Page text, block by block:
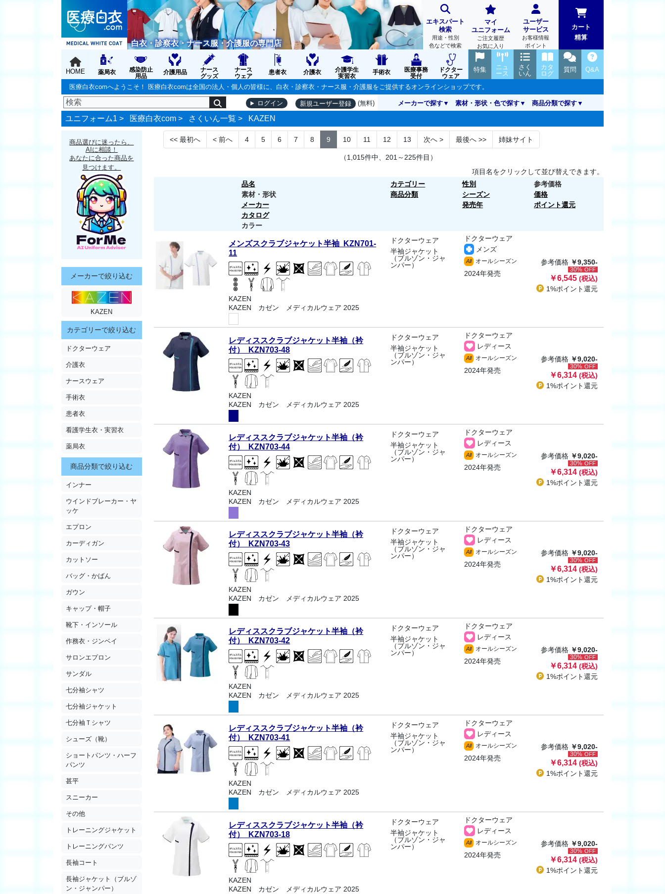
白衣・診察衣・ナース服・介護服の専門店
エキスパート
検索
用途・性別
色などで検索
マイ
ユニフォーム
ご注文履歴
お気に入り
ユーザー
サービス
お客様情報
ポイント
カート
精算
HOME 薬局衣
感染防止
用品
介護用品
ナース
グッズ
ナース
ウェア
患者衣 介護衣
介護学生
実習衣
手術衣
医療事務
受付
ドクター
ウェア
Q&A
質問
カタ
ログ
さく
いん
ニュ
ース
特集
医療白衣comへようこそ！ 医療白衣comは全国の法人・個人の皆様に、白衣・診察衣・ナース服・介護服をご提供するオンラインショップです。
ログイン 新規ユーザー登録 (無料) メーカーで探す 素材・形状・色で探す 商品分類で探す
ユニフォーム1 > 医療白衣com > さくいん一覧 > KAZEN
商品選びに迷ったら、
AIに相談！
あなたに合った商品を
見つけます。
メーカーで絞り込む
KAZEN
カテゴリーで絞り込む
ドクターウェア
介護衣
ナースウェア
手術衣
患者衣
看護学生衣・実習衣
薬局衣
商品分類で絞り込む
インナー
ウインドブレーカー・ヤ
ッケ
エプロン
カーディガン
カットソー
バッグ・かばん
ガウン
キャップ・帽子
靴下・インソール
作務衣・ジンベイ
サロンエプロン
サンダル
七分袖シャツ
七分袖ジャケット
七分袖Ｔシャツ
シューズ（靴）
ショートパンツ・ハーフ
パンツ
甚平
スニーカー
その他
トレーニングジャケット
トレーニングパンツ
長袖コート
長袖ジャケット（ブルゾ
ン・ジャンパー）
<< 最初へ < 前へ 4 5 6 7 8 9 10 11 12 13 次へ> 最後へ>> 姉妹サイト
（1,015件中、201～225件目）
項目名をクリックして並び替えできます。
品名
素材・形状
メーカー
カタログ
カラー
カテゴリー
商品分類
性別
シーズン
発売年
参考価格
価格
ポイント還元
メンズスクラブジャケット半袖 KZN701-
11
KAZEN
KAZEN カゼン メディカルウェア 2025
ドクターウェア
半袖ジャケット
（ブルゾン・ジャ
ンパー）
ドクターウェア
メンズ
All オールシーズン
2024年発売
参考価格 ￥9,350-
30% OFF
￥6,545 (税込)
1%ポイント還元
レディススクラブジャケット半袖（衿
付） KZN703-48
KAZEN
KAZEN カゼン メディカルウェア 2025
ドクターウェア
半袖ジャケット
（ブルゾン・ジャ
ンパー）
ドクターウェア
レディース
All オールシーズン
2024年発売
参考価格 ￥9,020-
30% OFF
￥6,314 (税込)
1%ポイント還元
レディススクラブジャケット半袖（衿
付） KZN703-44
KAZEN
KAZEN カゼン メディカルウェア 2025
ドクターウェア
半袖ジャケット
（ブルゾン・ジャ
ンパー）
ドクターウェア
レディース
All オールシーズン
2024年発売
参考価格 ￥9,020-
30% OFF
￥6,314 (税込)
1%ポイント還元
レディススクラブジャケット半袖（衿
付） KZN703-43
KAZEN
KAZEN カゼン メディカルウェア 2025
ドクターウェア
半袖ジャケット
（ブルゾン・ジャ
ンパー）
ドクターウェア
レディース
All オールシーズン
2024年発売
参考価格 ￥9,020-
30% OFF
￥6,314 (税込)
1%ポイント還元
レディススクラブジャケット半袖（衿
付） KZN703-42
KAZEN
KAZEN カゼン メディカルウェア 2025
ドクターウェア
半袖ジャケット
（ブルゾン・ジャ
ンパー）
ドクターウェア
レディース
All オールシーズン
2024年発売
参考価格 ￥9,020-
30% OFF
￥6,314 (税込)
1%ポイント還元
レディススクラブジャケット半袖（衿
付） KZN703-41
KAZEN
KAZEN カゼン メディカルウェア 2025
ドクターウェア
半袖ジャケット
（ブルゾン・ジャ
ンパー）
ドクターウェア
レディース
All オールシーズン
2024年発売
参考価格 ￥9,020-
30% OFF
￥6,314 (税込)
1%ポイント還元
レディススクラブジャケット半袖（衿
付） KZN703-18
KAZEN
KAZEN カゼン メディカルウェア 2025
ドクターウェア
半袖ジャケット
（ブルゾン・ジャ
ンパー）
ドクターウェア
レディース
All オールシーズン
2024年発売
参考価格 ￥9,020-
30% OFF
￥6,314 (税込)
1%ポイント還元